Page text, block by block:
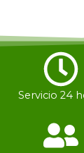
Servicio 24